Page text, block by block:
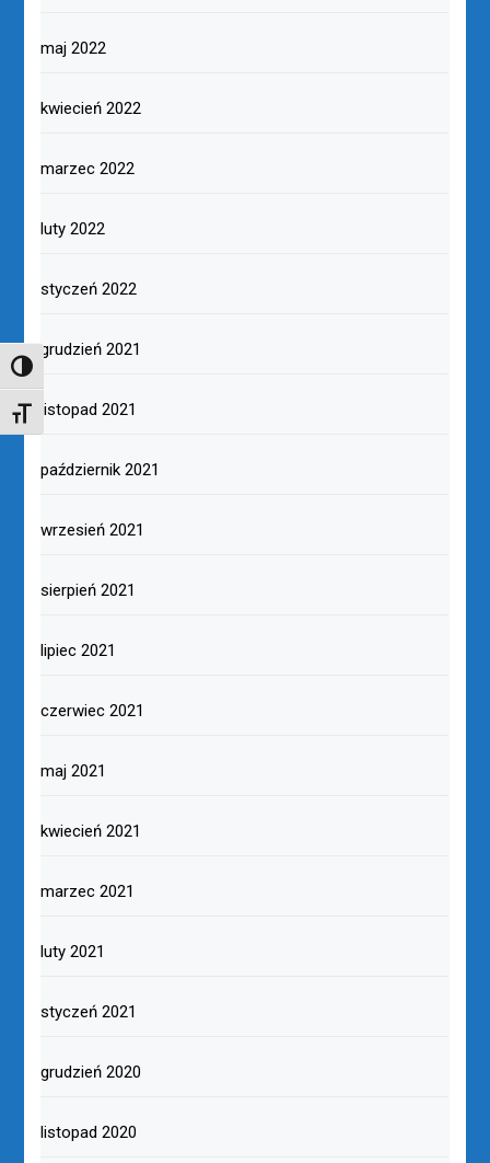
TOGGLE HIGH CONTRAST
TOGGLE FONT SIZE
maj 2022
kwiecień 2022
marzec 2022
luty 2022
styczeń 2022
grudzień 2021
listopad 2021
październik 2021
wrzesień 2021
sierpień 2021
lipiec 2021
czerwiec 2021
maj 2021
kwiecień 2021
marzec 2021
luty 2021
styczeń 2021
grudzień 2020
listopad 2020